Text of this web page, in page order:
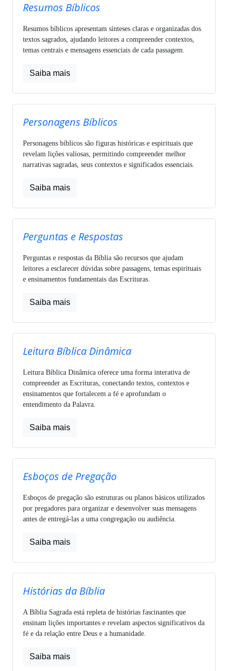
Resumos Bíblicos
Resumos bíblicos apresentam sínteses claras e organizadas dos
textos sagrados, ajudando leitores a compreender contextos,
temas centrais e mensagens essenciais de cada passagem.
Saiba mais
Personagens Bíblicos
Personagens bíblicos são figuras históricas e espirituais que
revelam lições valiosas, permitindo compreender melhor
narrativas sagradas, seus contextos e significados essenciais.
Saiba mais
Perguntas e Respostas
Perguntas e respostas da Bíblia são recursos que ajudam
leitores a esclarecer dúvidas sobre passagens, temas espirituais
e ensinamentos fundamentais das Escrituras.
Saiba mais
Leitura Bíblica Dinâmica
Leitura Bíblica Dinâmica oferece uma forma interativa de
compreender as Escrituras, conectando textos, contextos e
ensinamentos que fortalecem a fé e aprofundam o
entendimento da Palavra.
Saiba mais
Esboços de Pregação
Esboços de pregação são estruturas ou planos básicos utilizados
por pregadores para organizar e desenvolver suas mensagens
antes de entregá-las a uma congregação ou audiência.
Saiba mais
Histórias da Bíblia
A Bíblia Sagrada está repleta de histórias fascinantes que
ensinam lições importantes e revelam aspectos significativos da
fé e da relação entre Deus e a humanidade.
Saiba mais